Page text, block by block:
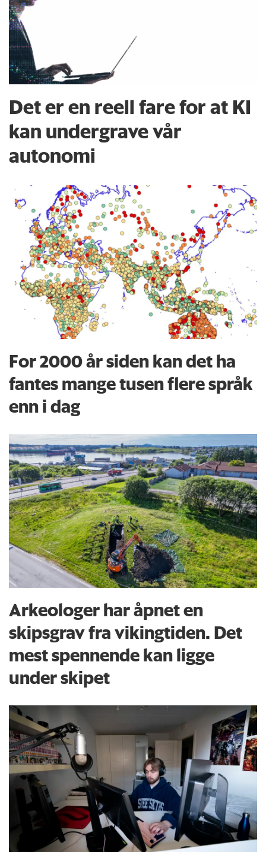
Det er en reell fare for at KI
kan undergrave vår
autonomi
For 2000 år siden kan det ha
fantes mange tusen flere språk
enn i dag
Arkeologer har åpnet en
skipsgrav fra vikingtiden. Det
mest spennende kan ligge
under skipet